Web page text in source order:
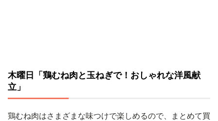
木曜日「鶏むね肉と玉ねぎで！おしゃれな洋風献
立」
鶏むね肉はさまざまな味つけで楽しめるので、まとめて買